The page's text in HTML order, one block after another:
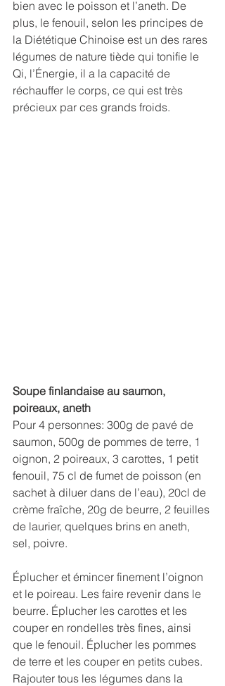
bien avec le poisson et l’aneth. De
plus, le fenouil, selon les principes de
la Diététique Chinoise est un des rares
légumes de nature tiède qui tonifie le
Qi, l’Énergie, il a la capacité de
réchauffer le corps, ce qui est très
précieux par ces grands froids.
Soupe finlandaise au saumon,
poireaux, aneth
Pour 4 personnes: 300g de pavé de
saumon, 500g de pommes de terre, 1
oignon, 2 poireaux, 3 carottes, 1 petit
fenouil, 75 cl de fumet de poisson (en
sachet à diluer dans de l’eau), 20cl de
crème fraîche, 20g de beurre, 2 feuilles
de laurier, quelques brins en aneth,
sel, poivre.
Éplucher et émincer finement l’oignon
et le poireau. Les faire revenir dans le
beurre. Éplucher les carottes et les
couper en rondelles très fines, ainsi
que le fenouil. Éplucher les pommes
de terre et les couper en petits cubes.
Rajouter tous les légumes dans la